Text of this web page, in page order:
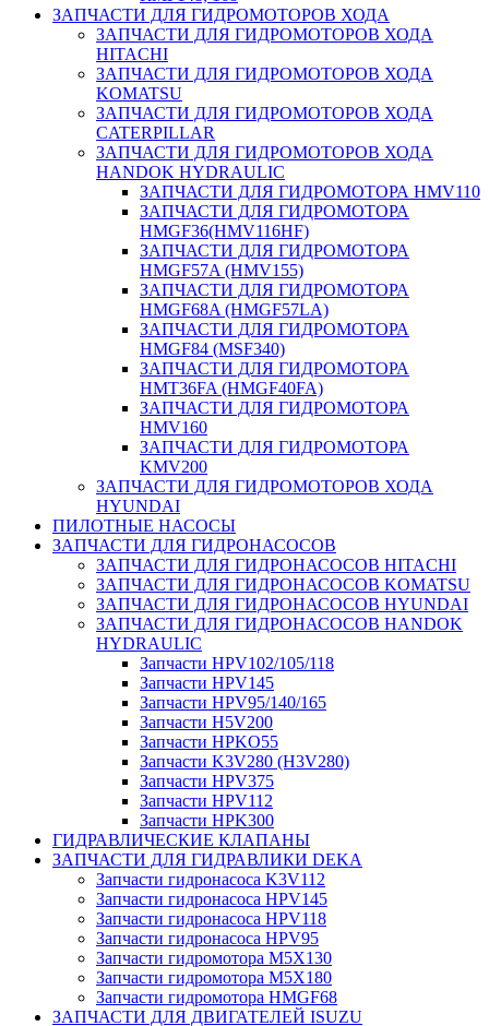
ЗАПЧАСТИ ДЛЯ ГИДРОМОТОРОВ ХОДА
ЗАПЧАСТИ ДЛЯ ГИДРОМОТОРОВ ХОДА
HITACHI
ЗАПЧАСТИ ДЛЯ ГИДРОМОТОРОВ ХОДА
KOMATSU
ЗАПЧАСТИ ДЛЯ ГИДРОМОТОРОВ ХОДА
CATERPILLAR
ЗАПЧАСТИ ДЛЯ ГИДРОМОТОРОВ ХОДА
HANDOK HYDRAULIC
ЗАПЧАСТИ ДЛЯ ГИДРОМОТОРА HMV110
ЗАПЧАСТИ ДЛЯ ГИДРОМОТОРА
HMGF36(HMV116HF)
ЗАПЧАСТИ ДЛЯ ГИДРОМОТОРА
HMGF57A (HMV155)
ЗАПЧАСТИ ДЛЯ ГИДРОМОТОРА
HMGF68A (HMGF57LA)
ЗАПЧАСТИ ДЛЯ ГИДРОМОТОРА
HMGF84 (MSF340)
ЗАПЧАСТИ ДЛЯ ГИДРОМОТОРА
HMT36FA (HMGF40FA)
ЗАПЧАСТИ ДЛЯ ГИДРОМОТОРА
HMV160
ЗАПЧАСТИ ДЛЯ ГИДРОМОТОРА
KMV200
ЗАПЧАСТИ ДЛЯ ГИДРОМОТОРОВ ХОДА
HYUNDAI
ПИЛОТНЫЕ НАСОСЫ
ЗАПЧАСТИ ДЛЯ ГИДРОНАСОСОВ
ЗАПЧАСТИ ДЛЯ ГИДРОНАСОСОВ HITACHI
ЗАПЧАСТИ ДЛЯ ГИДРОНАСОСОВ KOMATSU
ЗАПЧАСТИ ДЛЯ ГИДРОНАСОСОВ HYUNDAI
ЗАПЧАСТИ ДЛЯ ГИДРОНАСОСОВ HANDOK
HYDRAULIC
Запчасти HPV102/105/118
Запчасти HPV145
Запчасти HPV95/140/165
Запчасти H5V200
Запчасти HPKO55
Запчасти K3V280 (H3V280)
Запчасти HPV375
Запчасти HPV112
Запчасти HPK300
ГИДРАВЛИЧЕСКИЕ КЛАПАНЫ
ЗАПЧАСТИ ДЛЯ ГИДРАВЛИКИ DEKA
Запчасти гидронасоса K3V112
Запчасти гидронасоса HPV145
Запчасти гидронасоса HPV118
Запчасти гидронасоса HPV95
Запчасти гидромотора M5X130
Запчасти гидромотора M5X180
Запчасти гидромотора HMGF68
ЗАПЧАСТИ ДЛЯ ДВИГАТЕЛЕЙ ISUZU